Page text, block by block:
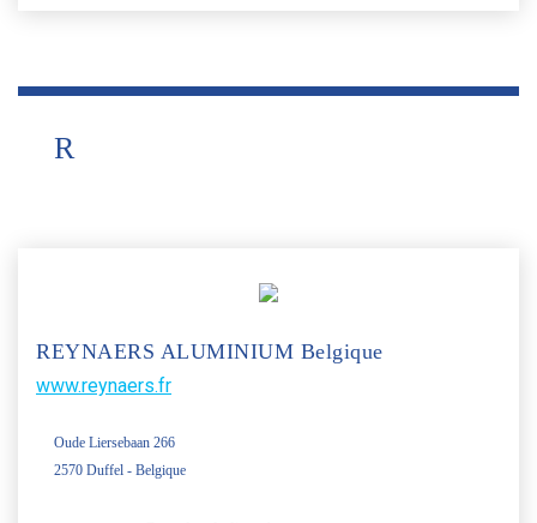
R
REYNAERS ALUMINIUM Belgique
www.reynaers.fr
Oude Liersebaan 266
2570 Duffel - Belgique